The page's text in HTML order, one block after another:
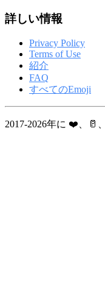
詳しい情報
Privacy Policy
Terms of Use
紹介
FAQ
すべてのEmoji
2017-2026年に ❤️、🥛